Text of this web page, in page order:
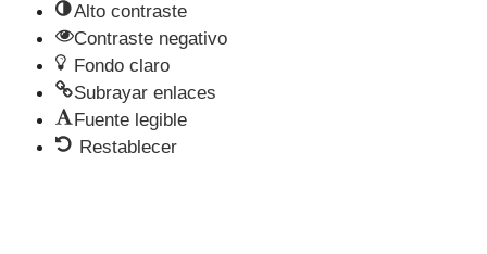
Alto contraste
Contraste negativo
Fondo claro
Subrayar enlaces
Fuente legible
Restablecer